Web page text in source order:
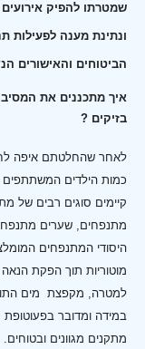
שמטרתו להפיק
ונתינת מענה לפעילות
הביטוחים והאישורים
איך מתכננים את
בזיקים ?
לאחר שהחלטתם איפה
כמות הילדים המשתתפים
קיימים סוגים רבים של
מתנפחים, שערים
היסודי המתנפחים
מוטוריות תוך הפקת
למטרה, מקפצת מים
במידה ומדובר בפעוטופת
מתקנים מגוונים ובטוחים.